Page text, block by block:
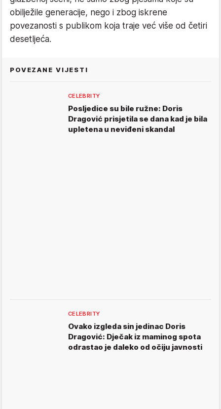
obilježile generacije, nego i zbog iskrene
povezanosti s publikom koja traje već više od četiri
desetljeća.
POVEZANE VIJESTI
CELEBRITY
Posljedice su bile ružne: Doris
Dragović prisjetila se dana kad je bila
upletena u neviđeni skandal
CELEBRITY
Ovako izgleda sin jedinac Doris
Dragović: Dječak iz maminog spota
odrastao je daleko od očiju javnosti